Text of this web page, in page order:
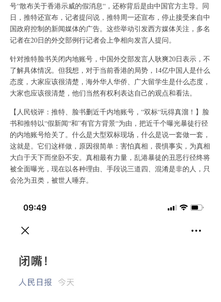
号“散布关于香港示威的假消息“，还称背后是由中国官方主导。同
日，推特还宣布，记者提问说，推特周一还宣布，停止接受来自中
国政府控制的新闻媒体的广告。这些举动引发西方媒体关注，多名
记者在20日的外交部例行记者会上争相向发言人提问。
针对推特脸书关闭内地账号，中国外交部发言人耿爽20日表示，不
了解具体情况。但我想，对于当前香港的局势，14亿中国人是什么
态度，大家应该很清楚，海外华人华侨、广大留学生是什么态度，
大家也应该很清楚，他们当然有权利表达自己的观点和看法。
【人民锐评：推特、脸书删近千内地账号，“双标“玩得真溜！】脸
书和推特以“假新闻“和”有官方背景“为由，把近千个曝光暴徒行径
的内地账号给关了。什么是大型双标现场，什么是说一套做一套，
这就是。它们这样做，原因很简单：害怕真相，畏惧事实，为真相
大白于天下而坐卧不安。真相最有力量，乱港暴徒的丑恶行径终将
被全面曝光，现在以各种理由、手段说三道四、混淆是非的人，只
会沦为丑类，被世人唾弃。